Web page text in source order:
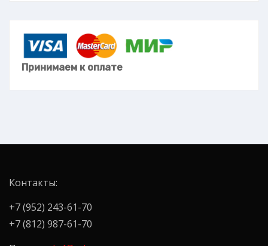
Принимаем к оплате
Контакты:
+7 (952) 243-61-70
+7 (812) 987-61-70